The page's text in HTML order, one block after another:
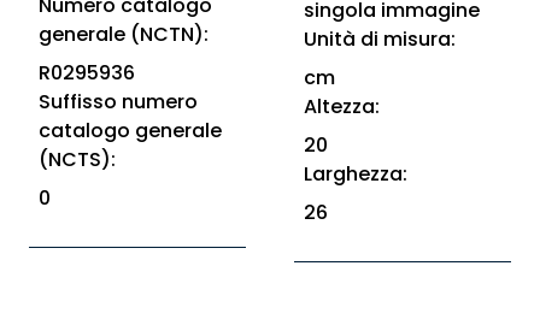
generale (NCTN):
R0295936
Suffisso numero
catalogo generale
(NCTS):
0
singola immagine
Unità di misura:
cm
Altezza:
20
Larghezza:
26